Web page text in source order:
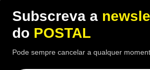
reforma
Subscreva a
do POSTAL
Pode sempre cancelar a qualquer